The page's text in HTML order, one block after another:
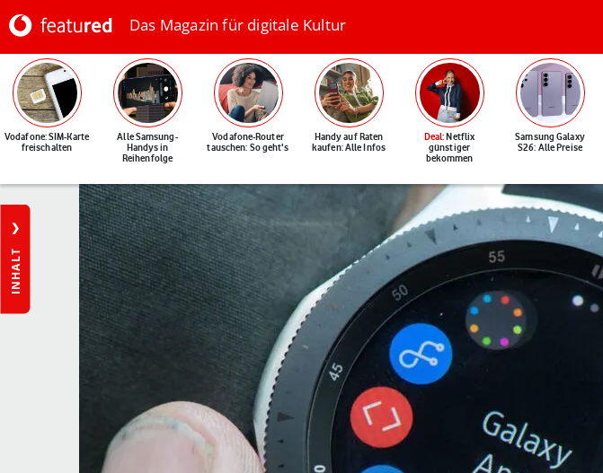
Das Magazin für digitale Kultur
Vodafone: SIM-Karte
freischalten
Alle Samsung-
Handys in
Reihenfolge
Vodafone-Router
tauschen: So geht's
Handy auf Raten
kaufen: Alle Infos
Deal: Netflix
günstiger
bekommen
Samsung Galaxy
S26: Alle Preise
INHALT